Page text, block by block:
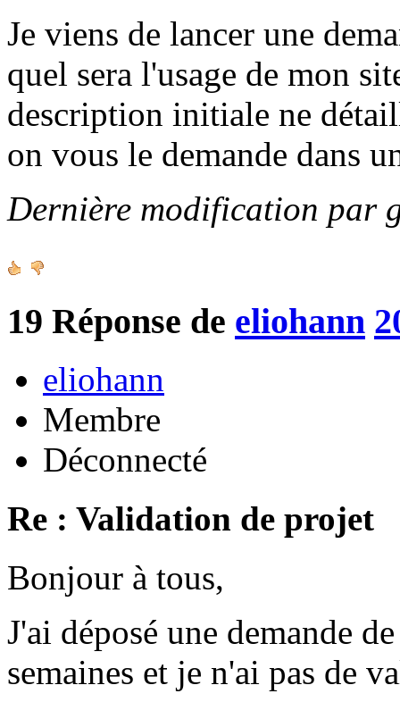
Je viens de lancer une
quel sera l'usage de mon
description initiale ne
on vous le demande dans
Dernière modification par
19 Réponse de eliohann
eliohann
Membre
Déconnecté
Re : Validation de projet
Bonjour à tous,
J'ai déposé une demande
semaines et je n'ai pas de